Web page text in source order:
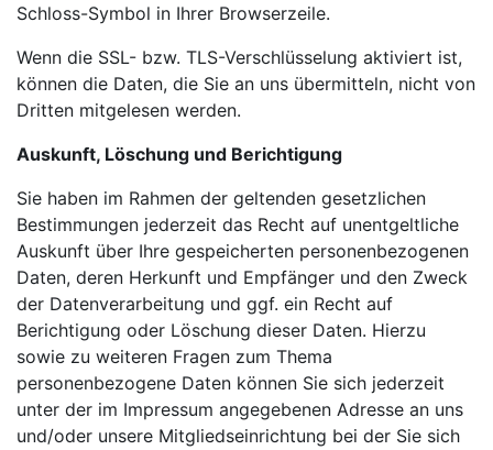
Schloss-Symbol in Ihrer Browserzeile.
Wenn die SSL- bzw. TLS-Verschlüsselung aktiviert ist,
können die Daten, die Sie an uns übermitteln, nicht von
Dritten mitgelesen werden.
Auskunft, Löschung und Berichtigung
Sie haben im Rahmen der geltenden gesetzlichen
Bestimmungen jederzeit das Recht auf unentgeltliche
Auskunft über Ihre gespeicherten personenbezogenen
Daten, deren Herkunft und Empfänger und den Zweck
der Datenverarbeitung und ggf. ein Recht auf
Berichtigung oder Löschung dieser Daten. Hierzu
sowie zu weiteren Fragen zum Thema
personenbezogene Daten können Sie sich jederzeit
unter der im Impressum angegebenen Adresse an uns
und/oder unsere Mitgliedseinrichtung bei der Sie sich